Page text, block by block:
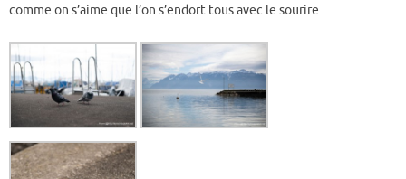
comme on s’aime que l’on s’endort tous avec le sourire.